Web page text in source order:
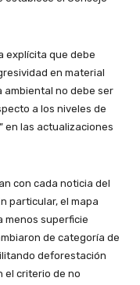
explícita que debe
en material
ambiental no debe ser
a los niveles de
en las actualizaciones
con cada noticia del
particular, el mapa
menos superficie
de categoría de
deforestación
el criterio de no